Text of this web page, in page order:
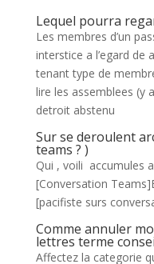
Lequel pourra
Les membres d’un
interstice a l’egard de
tenant type de
lire les assemblees (y
detroit abstenu
Sur se deroulent
teams ? )
Qui , voili accumules
[Conversation
[pacifiste surs
Comme annuler
lettres terme
Affectez la categorie